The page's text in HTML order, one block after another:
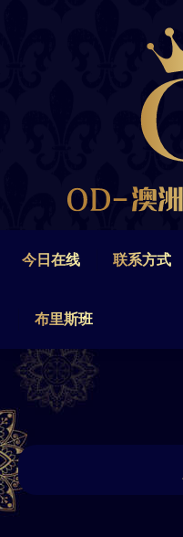
今日在线 联系方式
布里斯班
联系方式